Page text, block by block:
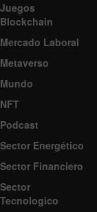
Juegos
Blockchain
Mercado Laboral
Metaverso
Mundo
NFT
Podcast
Sector Energético
Sector Financiero
Sector
Tecnologico